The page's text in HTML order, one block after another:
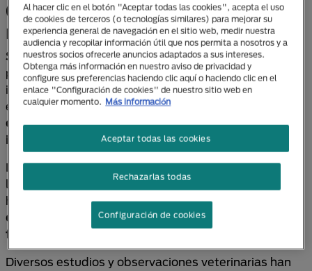
Gatos tristes ¿es verdad que los
michis pueden ponerse así?
Sí, un gato puede ponerse triste.Aunque muchas
personas piensan que los michis son fríos o
indiferentes, lo cierto es que tienen una vida
emocional compleja.Su comportamiento puede
cambiar significativamente cuando se sienten solos,
inseguros o estresados.
La tristeza en gatos no siempre se manifiesta con
llanto o
expresiones evidentes, como ocurre en los
humanos o incluso en los perros, sino a través de
conductas sutiles como el aislamiento, la apatía o la
falta de apetito.
Diversos estudios y observaciones veterinarias han
Al hacer clic en el botón "Aceptar todas las cookies", acepta el uso
de cookies de terceros (o tecnologías similares) para mejorar su
experiencia general de navegación en el sitio web, medir nuestra
audiencia y recopilar información útil que nos permita a nosotros y a
nuestros socios ofrecerle anuncios adaptados a sus intereses.
Obtenga más información en nuestro aviso de privacidad y
configure sus preferencias haciendo clic aquí o haciendo clic en el
enlace "Configuración de cookies" de nuestro sitio web en
cualquier momento.
Más información
Rechazarlas todas
Aceptar todas las cookies
Configuración de cookies